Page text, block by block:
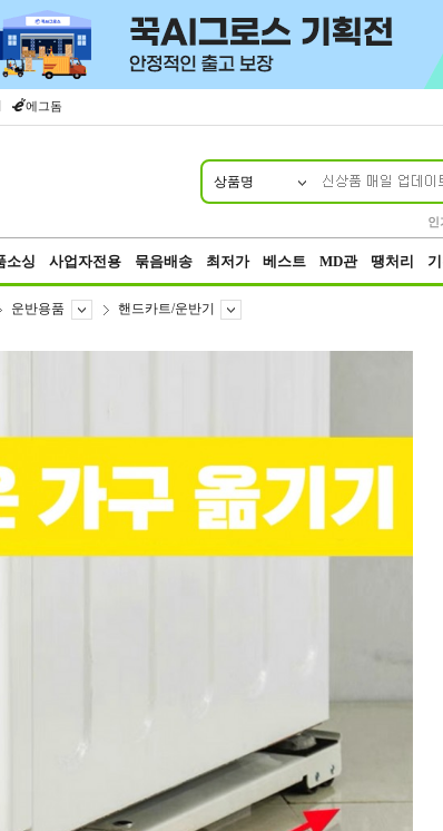
| 에그돔
상품명
인
소싱 사업자전용 묶음배송 최저가 베스트 MD관 땡처리
운반용품 핸드카트/운반기